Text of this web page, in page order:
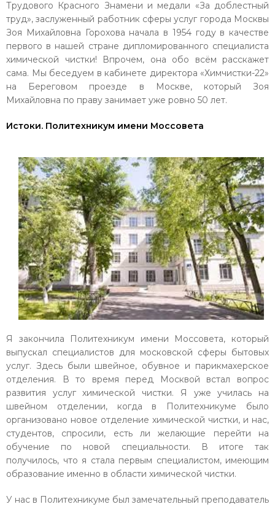
Трудового Красного Знамени и медали «За доблестный
труд», заслуженный работник сферы услуг города Москвы
Зоя Михайловна Горохова начала в 1954 году в качестве
первого в нашей стране дипломированного специалиста
химической чистки! Впрочем, она обо всём расскажет
сама. Мы беседуем в кабинете директора «Химчистки-22»
на Береговом проезде в Москве, который Зоя
Михайловна по праву занимает уже ровно 50 лет.
Истоки. Политехникум имени Моссовета
Я закончила Политехникум имени Моссовета, который
выпускал специалистов для московской сферы бытовых
услуг. Здесь были швейное, обувное и парикмахерское
отделения. В то время перед Москвой встал вопрос
развития услуг химической чистки. Я уже училась на
швейном отделении, когда в Политехникуме было
организовано новое отделение химической чистки, и нас,
студентов, спросили, есть ли желающие перейти на
обучение по новой специальности. В итоге так
получилось, что я стала первым специалистом, имеющим
образование именно в области химической чистки.
У нас в Политехникуме был замечательный преподаватель